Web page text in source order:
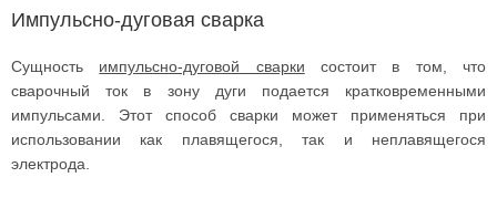
Импульсно-дуговая сварка
Сущность импульсно-дуговой сварки состоит в том, что
сварочный ток в зону дуги подается кратковременными
импульсами. Этот способ сварки может применяться при
использовании как плавящегося, так и неплавящегося
электрода.